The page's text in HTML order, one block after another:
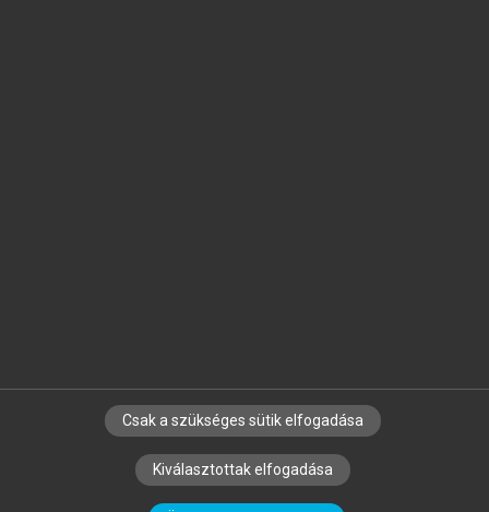
SZERZŐKNEK CÉGEKNEK KÖNYVTÁROSOKNAK
SZERKESZTÉSI ÉS LEKTORÁLÁSI ALAPELVEK
Csak a szükséges sütik elfogadása
Kiválasztottak elfogadása